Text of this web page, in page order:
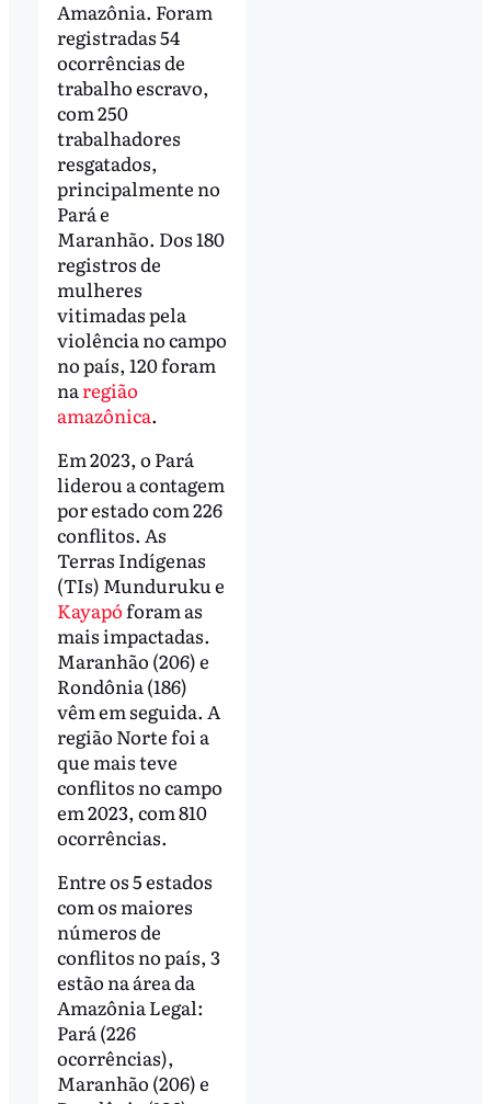
Amazônia. Foram
registradas 54
ocorrências de
trabalho escravo,
com 250
trabalhadores
resgatados,
principalmente no
Pará e
Maranhão. Dos 180
registros de
mulheres
vitimadas pela
violência no campo
no país, 120 foram
naregião
amazônica.
Em 2023, o Pará
liderou a contagem
por estado com 226
conflitos. As
Terras Indígenas
(TIs) Munduruku e
Kayapóforam as
mais impactadas.
Maranhão (206) e
Rondônia (186)
vêm em seguida. A
região Norte foi a
que mais teve
conflitos no campo
em 2023, com 810
ocorrências.
Entre os 5 estados
com os maiores
números de
conflitos no país, 3
estão na área da
Amazônia Legal:
Pará (226
ocorrências),
Maranhão (206) e